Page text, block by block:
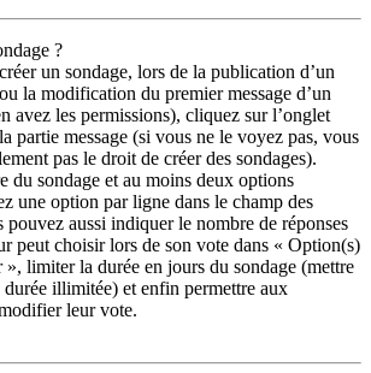
?
un sondage, lors de la publication d’un
la modification du premier message d’un
avez les permissions), cliquez sur l’onglet
partie message (si vous ne le voyez pas, vous
pas le droit de créer des sondages).
du sondage et au moins deux options
une option par ligne dans le champ des
pouvez aussi indiquer le nombre de réponses
peut choisir lors de son vote dans « Option(s)
», limiter la durée en jours du sondage (mettre
illimitée) et enfin permettre aux
leur vote.